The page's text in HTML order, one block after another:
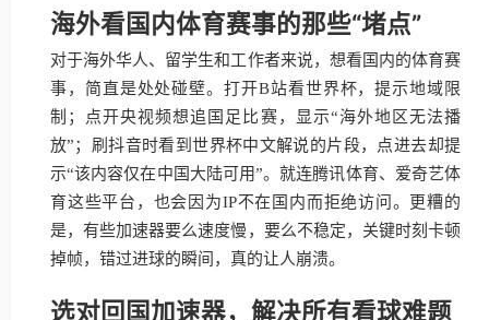
海外看国内体育赛事的那些“堵点”
对于海外华人、留学生和工作者来说，想看国内的体育赛
事，简直是处处碰壁。打开B站看世界杯，提示地域限
制；点开央视频想追国足比赛，显示“海外地区无法播
放”；刷抖音时看到世界杯中文解说的片段，点进去却提
示“该内容仅在中国大陆可用”。就连腾讯体育、爱奇艺体
育这些平台，也会因为IP不在国内而拒绝访问。更糟的
是，有些加速器要么速度慢，要么不稳定，关键时刻卡顿
掉帧，错过进球的瞬间，真的让人崩溃。
选对回国加速器，解决所有看球难题